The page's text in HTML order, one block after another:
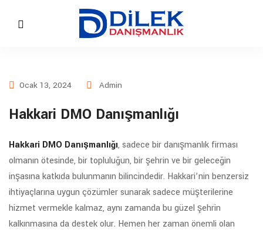
Ocak 13, 2024 Admin
Hakkari DMO Danışmanlığı
Hakkari DMO Danışmanlığı, sadece bir danışmanlık firması
olmanın ötesinde, bir topluluğun, bir şehrin ve bir geleceğin
inşasına katkıda bulunmanın bilincindedir. Hakkari’nin benzersiz
ihtiyaçlarına uygun çözümler sunarak sadece müşterilerine
hizmet vermekle kalmaz, aynı zamanda bu güzel şehrin
kalkınmasına da destek olur. Hemen her zaman önemli olan